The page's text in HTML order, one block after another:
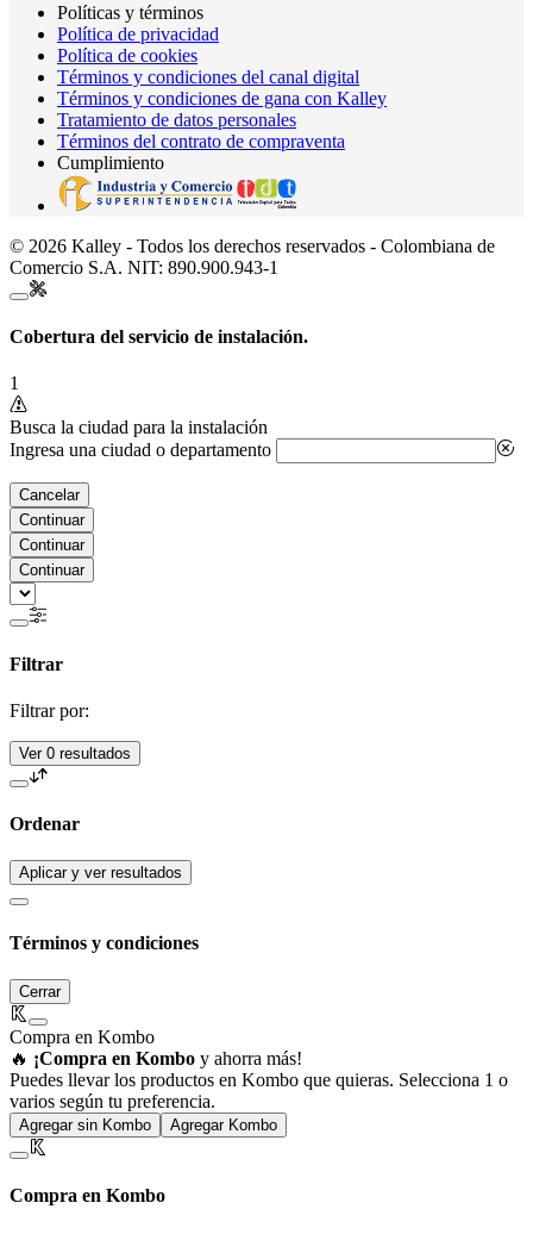
Políticas y términos
Política de privacidad
Política de cookies
Términos y condiciones del canal digital
Términos y condiciones de gana con Kalley
Tratamiento de datos personales
Términos del contrato de compraventa
Cumplimiento
© 2026 Kalley - Todos los derechos reservados - Colombiana de
Comercio S.A. NIT: 890.900.943-1
Cobertura del servicio de instalación.
1
Busca la ciudad para la instalación
Ingresa una ciudad o departamento
Cancelar
Continuar
Continuar
Continuar
Filtrar
Filtrar por:
Ver 0 resultados
Ordenar
Aplicar y ver resultados
Términos y condiciones
Cerrar
Compra en Kombo
🔥 ¡Compra en Kombo y ahorra más!
Puedes llevar los productos en Kombo que quieras. Selecciona 1 o
varios según tu preferencia.
Agregar sin Kombo Agregar Kombo
Compra en Kombo